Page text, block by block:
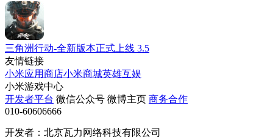
三角洲行动-全新版本正式上线 3.5
友情链接
小米应用商店小米商城英雄互娱
小米游戏中心
开发者平台 微信公众号 微博主页 商务合作
010-60606666
开发者：北京瓦力网络科技有限公司